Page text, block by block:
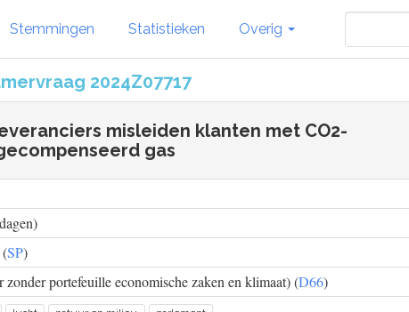
Stemmingen Statistieken Overig
2024Z07717
misleiden klanten met CO2-
gas
(SP)
zonder portefeuille economische zaken en klimaat) (D66)